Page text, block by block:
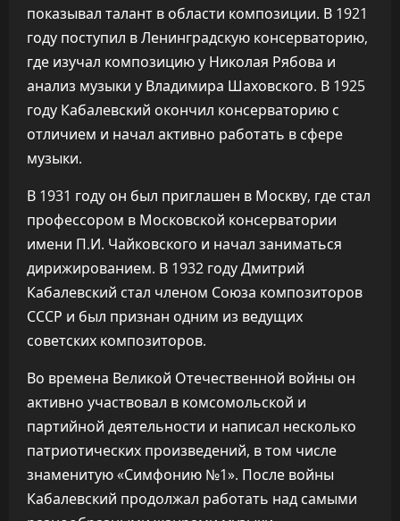
показывал талант в области композиции. В 1921
году поступил в Ленинградскую консерваторию,
где изучал композицию у Николая Рябова и
анализ музыки у Владимира Шаховского. В 1925
году Кабалевский окончил консерваторию с
отличием и начал активно работать в сфере
музыки.
В 1931 году он был приглашен в Москву, где стал
профессором в Московской консерватории
имени П.И. Чайковского и начал заниматься
дирижированием. В 1932 году Дмитрий
Кабалевский стал членом Союза композиторов
СССР и был признан одним из ведущих
советских композиторов.
Во времена Великой Отечественной войны он
активно участвовал в комсомольской и
партийной деятельности и написал несколько
патриотических произведений, в том числе
знаменитую «Симфонию №1». После войны
Кабалевский продолжал работать над самыми